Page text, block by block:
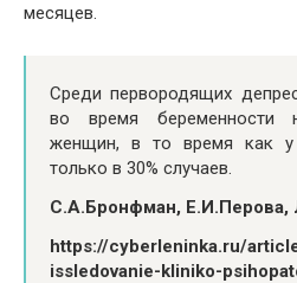
месяцев.
Среди первородящих
во время беременности
женщин, в то время как у
только в 30% случаев.
С.А.Бронфман, Е.И.Перова,
https://cyberleninka.ru/
issledovanie-kliniko-